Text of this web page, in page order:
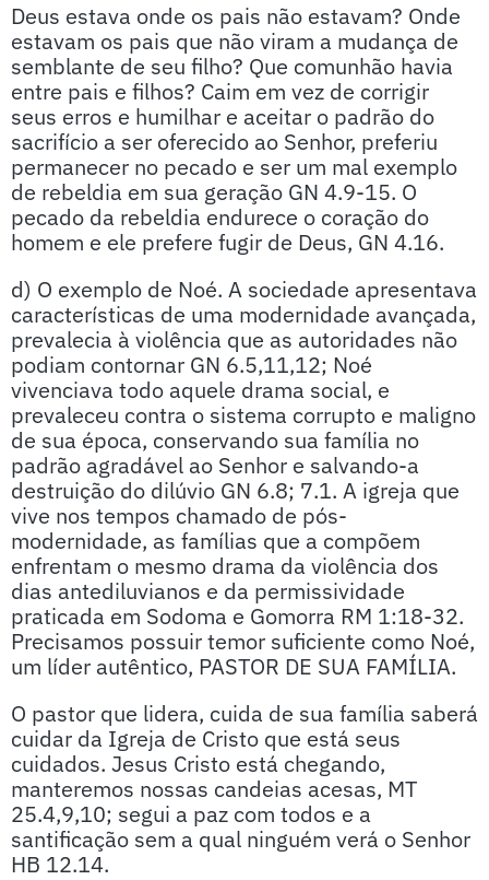
Deus estava onde os pais não estavam? Onde
estavam os pais que não viram a mudança de
semblante de seu filho? Que comunhão havia
entre pais e filhos? Caim em vez de corrigir
seus erros e humilhar e aceitar o padrão do
sacrifício a ser oferecido ao Senhor, preferiu
permanecer no pecado e ser um mal exemplo
de rebeldia em sua geração GN 4.9-15. O
pecado da rebeldia endurece o coração do
homem e ele prefere fugir de Deus, GN 4.16.
d) O exemplo de Noé. A sociedade apresentava
características de uma modernidade avançada,
prevalecia à violência que as autoridades não
podiam contornar GN 6.5,11,12; Noé
vivenciava todo aquele drama social, e
prevaleceu contra o sistema corrupto e maligno
de sua época, conservando sua família no
padrão agradável ao Senhor e salvando-a
destruição do dilúvio GN 6.8; 7.1. A igreja que
vive nos tempos chamado de pós-
modernidade, as famílias que a compõem
enfrentam o mesmo drama da violência dos
dias antediluvianos e da permissividade
praticada em Sodoma e Gomorra RM 1:18-32.
Precisamos possuir temor suficiente como Noé,
um líder autêntico, PASTOR DE SUA FAMÍLIA.
O pastor que lidera, cuida de sua família saberá
cuidar da Igreja de Cristo que está seus
cuidados. Jesus Cristo está chegando,
manteremos nossas candeias acesas, MT
25.4,9,10; segui a paz com todos e a
santificação sem a qual ninguém verá o Senhor
HB 12.14.